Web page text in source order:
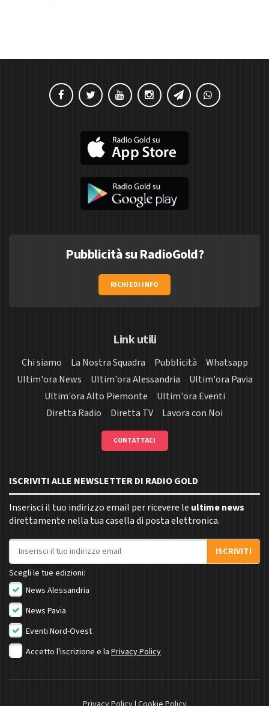
Pubblicità su RadioGold?
RICHIEDI INFO
Link utili
Chi siamo La Nostra Squadra Pubblicità
Whatsapp
Ultim'ora News
Ultim'ora Alessandria
Ultim'ora Pavia
Ultim'ora Alto Piemonte
Ultim'ora Eventi
Diretta Radio
Diretta TV Lavora con Noi
CONTATTACI
ISCRIVITI ALLE NEWSLETTER DI RADIO GOLD
Inserisci il tuo indirizzo email per ricevere le ultime news
direttamente nella tua casella di posta elettronica.
Indirizzo email
ISCRIVITI
Scegli le tue edizioni:
News Alessandria
News Pavia
Eventi Nord-Ovest
Accetto l'iscrizione e la Privacy Policy